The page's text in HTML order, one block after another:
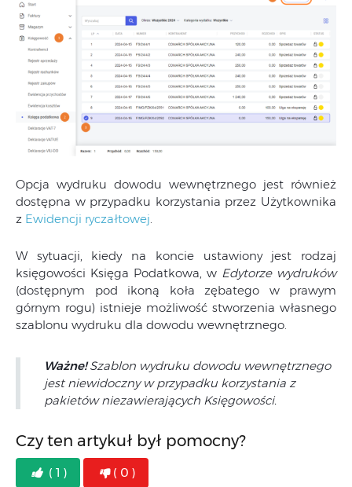
Opcja wydruku dowodu wewnętrznego jest również
dostępna w przypadku korzystania przez Użytkownika
z Ewidencji ryczałtowej.
W sytuacji, kiedy na koncie ustawiony jest rodzaj
księgowości Księga Podatkowa, w Edytorze wydruków
(dostępnym pod ikoną koła zębatego w prawym
górnym rogu) istnieje możliwość stworzenia własnego
szablonu wydruku dla dowodu wewnętrznego.
Ważne!Szablon wydruku dowodu wewnętrznego
jest niewidoczny w przypadku korzystania z
pakietów niezawierających Księgowości.
Czy ten artykuł był pomocny?
( 1 ) ( 0 )